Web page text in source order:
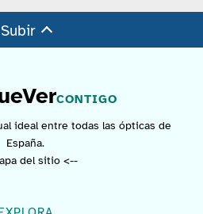
Subir
CONTIGO
ideal entre todas las ópticas de
España.
del sitio <--